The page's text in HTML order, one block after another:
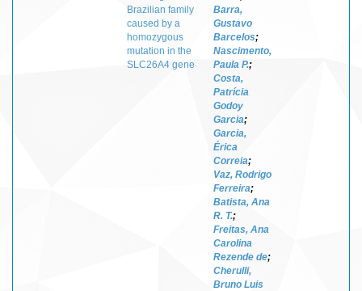
Brazilian family
caused by a
homozygous
mutation in the
SLC26A4 gene
Barra,
Gustavo
Barcelos;
Nascimento,
Paula P.;
Costa,
Patrícia
Godoy
Garcia;
Garcia,
Érica
Correia;
Vaz, Rodrigo
Ferreira;
Batista, Ana
R. T.;
Freitas, Ana
Carolina
Rezende de;
Cherulli,
Bruno Luis